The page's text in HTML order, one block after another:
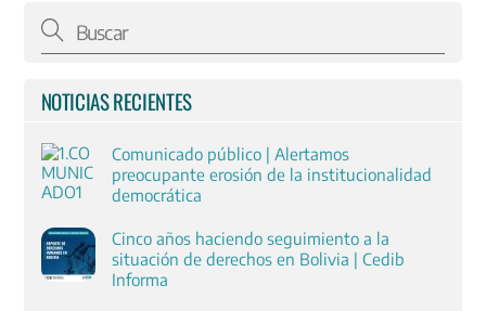
NOTICIAS RECIENTES
Comunicado público | Alertamos
preocupante erosión de la institucionalidad
democrática
Cinco años haciendo seguimiento a la
situación de derechos en Bolivia | Cedib
Informa